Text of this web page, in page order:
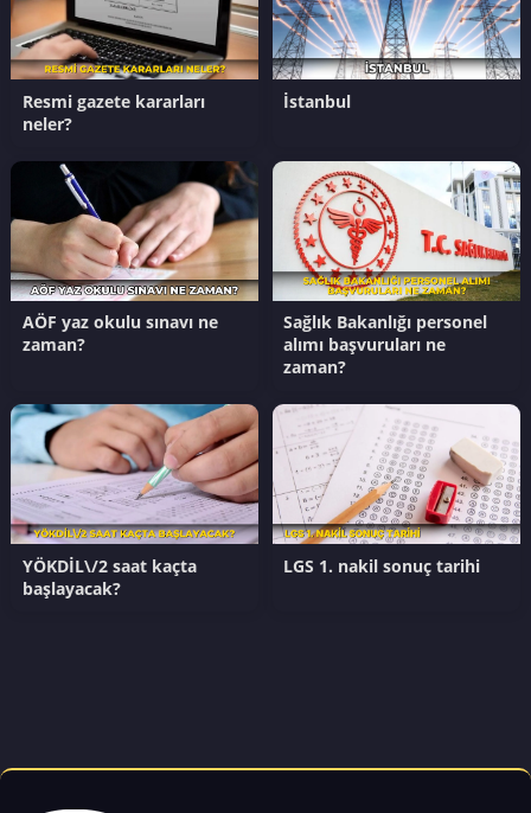
Resmi gazete kararları
neler?
İstanbul
AÖF yaz okulu sınavı ne
zaman?
Sağlık Bakanlığı personel
alımı başvuruları ne
zaman?
YÖKDİL\/2 saat kaçta
başlayacak?
LGS 1. nakil sonuç tarihi